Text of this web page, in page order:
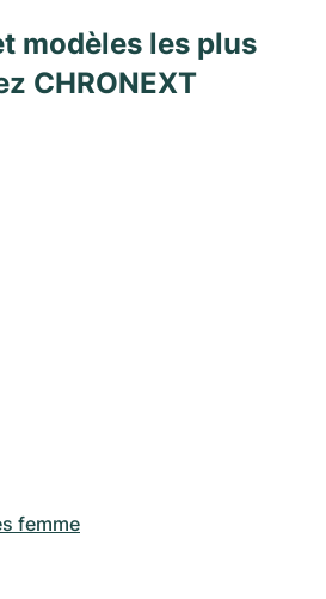
modèles les plus
CHRONEXT
femme